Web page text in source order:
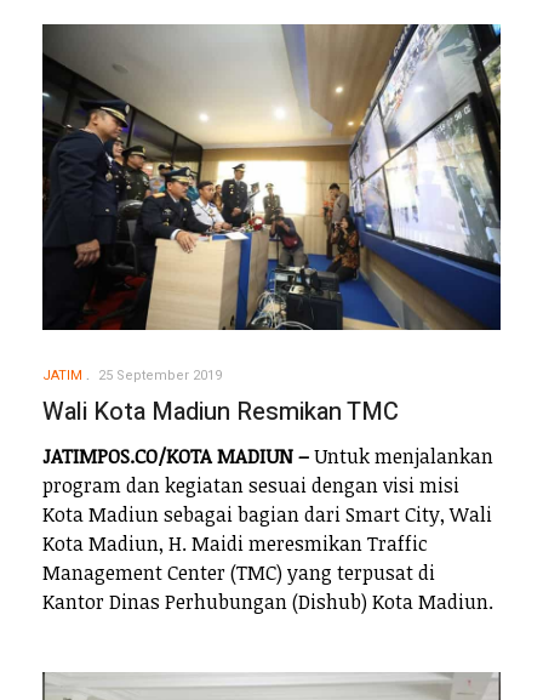
JATIM 25 September 2019
Wali Kota Madiun Resmikan TMC
JATIMPOS.CO/KOTA MADIUN –Untuk menjalankan
program dan kegiatan sesuai dengan visi misi
Kota Madiun sebagai bagian dari Smart City, Wali
Kota Madiun, H. Maidi meresmikan Traffic
Management Center (TMC) yang terpusat di
Kantor Dinas Perhubungan (Dishub) Kota Madiun.